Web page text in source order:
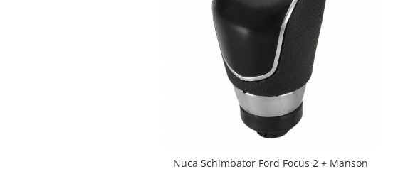
Nuca Schimbator Ford Focus 2 + Manson